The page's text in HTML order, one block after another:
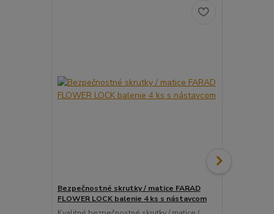
Bezpečnostné skrutky / matice FARAD
FLOWER LOCK balenie 4 ks s nástavcom